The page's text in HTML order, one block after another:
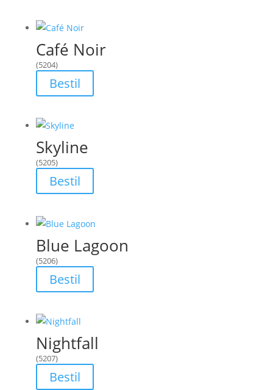
Café Noir
(5204)
Bestil
Skyline
(5205)
Bestil
Blue Lagoon
(5206)
Bestil
Nightfall
(5207)
Bestil